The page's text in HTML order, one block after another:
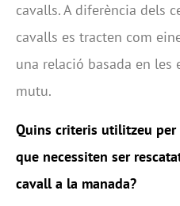
cavalls. A diferència dels
cavalls es tracten com
una relació basada en les
mutu.
Quins criteris utilitzeu per
que necessiten ser
cavall a la manada?